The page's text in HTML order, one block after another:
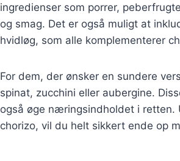
ingredienser som porrer,
og smag. Det er også muligt at
hvidløg, som alle komplementerer
For dem, der ønsker en sundere
spinat, zucchini eller aubergine.
også øge næringsindholdet i
chorizo, vil du helt sikkert ende op